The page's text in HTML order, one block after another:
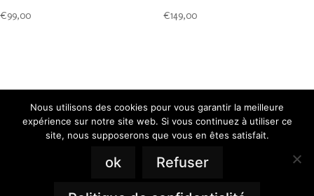
€99,00 €149,00
Mentions Légales
Politique de Confidentialité
Nous utilisons des cookies pour vous garantir la meilleure
expérience sur notre site web. Si vous continuez à utiliser ce
site, nous supposerons que vous en êtes satisfait.
ok Refuser